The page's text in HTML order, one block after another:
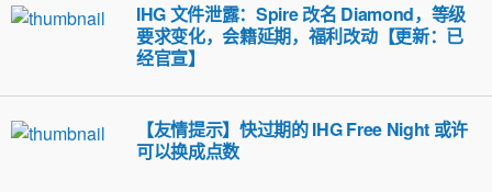
IHG 文件泄露：Spire 改名 Diamond，等级
要求变化，会籍延期，福利改动【更新：已
经官宣】
【友情提示】快过期的 IHG Free Night 或许
可以换成点数